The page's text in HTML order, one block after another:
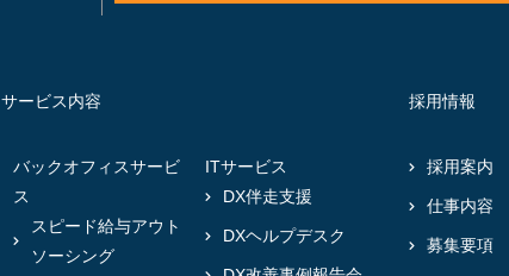
サービス内容
バックオフィスサービ
ス
スピード給与アウト
ソーシング
ITサービス
DX伴走支援
DXヘルプデスク
採用情報
採用案内
仕事内容
募集要項